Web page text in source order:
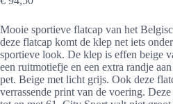
Mooie sportieve flatcap van het
deze flatcap komt de klep net iets
sportieve look. De klep is effen beige
een ruitmotiefje en een extra randje
pet. Beige met licht grijs. Ook deze
verrassende print van de voering.